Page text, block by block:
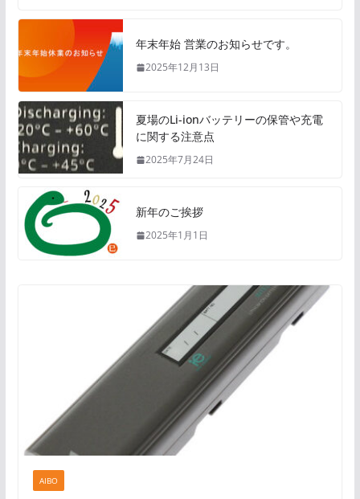
年末年始 営業のお知らせです。
2025年12月13日
夏場のLi-ionバッテリーの保管や充電
に関する注意点
2025年7月24日
新年のご挨拶
2025年1月1日
AIBO